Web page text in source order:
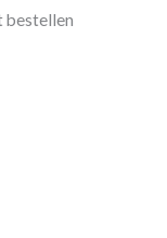
bestellen